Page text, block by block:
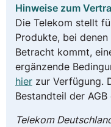
Hinweise zum
Die Telekom stellt
Produkte, bei
Betracht kommt,
ergänzende
hier zur Verfügung.
Bestandteil der
Telekom